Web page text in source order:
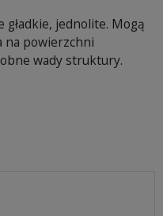
gładkie, jednolite. Mogą
na powierzchni
wady struktury.